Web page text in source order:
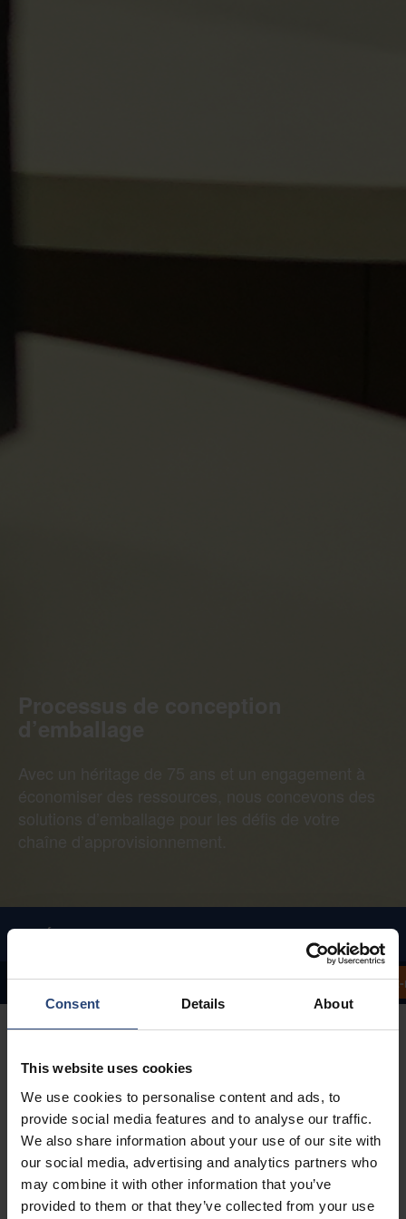
Consent Details About
This website uses cookies
We use cookies to personalise content and ads, to
provide social media features and to analyse our traffic.
We also share information about your use of our site with
our social media, advertising and analytics partners who
may combine it with other information that you’ve
provided to them or that they’ve collected from your use
solutions d’emballage pour les défis de votre
INGÉNIERIE ET ANALYSE DE L’EMBALLAGE
Lignes directrices sur la conception durableGreenCalc
Nous concevons
des emballages